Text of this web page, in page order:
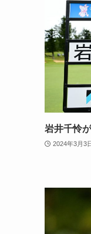
岩井千怜
2024年3月3